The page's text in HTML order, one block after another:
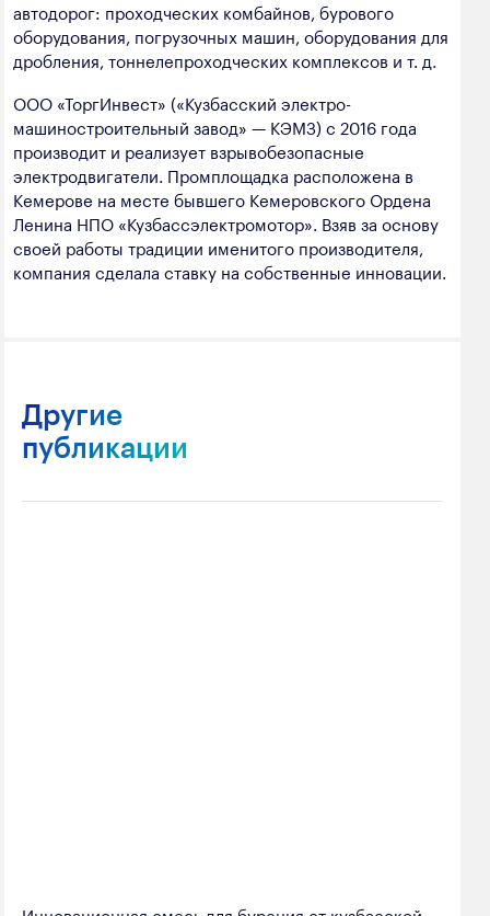
автодорог: проходческих комбайнов, бурового
оборудования, погрузочных машин, оборудования для
дробления, тоннелепроходческих комплексов и т. д.
ООО «ТоргИнвест» («Кузбасский электро-
машиностроительный завод» — КЭМЗ) с 2016 года
производит и реализует взрывобезопасные
электродвигатели. Промплощадка расположена в
Кемерове на месте бывшего Кемеровского Ордена
Ленина НПО «Кузбассэлектромотор». Взяв за основу
своей работы традиции именитого производителя,
компания сделала ставку на собственные инновации.
Другие
публикации